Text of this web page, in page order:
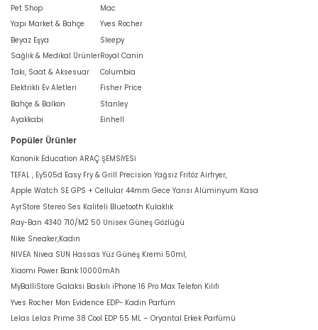
Pet Shop
Yapı Market & Bahçe
Beyaz Eşya
Sağlık & Medikal Ürünler
Takı, Saat & Aksesuar
Elektrikli Ev Aletleri
Bahçe & Balkon
Ayakkabı
Mac
Yves Rocher
Sleepy
Royal Canin
Columbia
Fisher Price
Stanley
Einhell
Popüler Ürünler
Kanonik Education ARAÇ ŞEMSİYESİ
TEFAL , Ey505d Easy Fry & Grill Precision Yağsız Fritöz Airfryer,
Apple Watch SE GPS + Cellular 44mm Gece Yarısı Alüminyum Kasa
AyrStore Stereo Ses Kaliteli Bluetooth Kulaklık
Ray-Ban 4340 710/M2 50 Unisex Güneş Gözlüğü
Nike Sneaker,Kadın
NIVEA Nivea SUN Hassas Yüz Güneş Kremi 50ml,
Xiaomi Power Bank 10000mAh
MyBalliStore Galaksi Baskılı iPhone 16 Pro Max Telefon Kılıfı
Yves Rocher Mon Evidence EDP- Kadın Parfüm
Lelas Lelas Prime 38 Cool EDP 55 ML – Oryantal Erkek Parfümü